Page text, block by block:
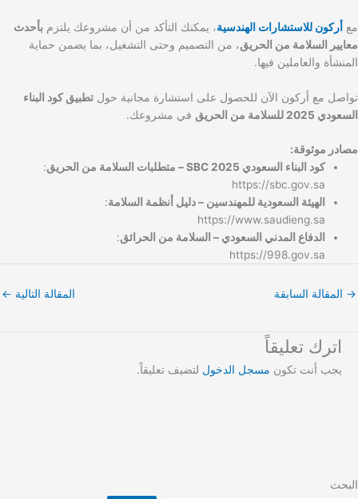
مع أركون للاستشارات الهندسية، يمكنك التأكد من أن مشروعك يلتزم بأحدث
معايير السلامة من الحريق، من التصميم وحتى التشغيل، بما يضمن حماية
المنشأة والعاملين فيها.
تواصل مع أركون الآن للحصول على استشارة مجانية حول تطبيق كود البناء
السعودي 2025 للسلامة من الحريق
في مشروعك.
مصادر موثوقة:
كود البناء السعودي SBC 2025 – متطلبات السلامة من الحريق
:
https://sbc.gov.sa
الهيئة السعودية للمهندسين – دليل أنظمة السلامة:
https://www.saudieng.sa
الدفاع المدني السعودي – السلامة من الحرائق:
https://998.gov.sa
→ المقالة السابقة المقالة التالية ←
اترك تعليقاً
يجب أنت تكون مسجل الدخول لتضيف تعليقاً.
البحث